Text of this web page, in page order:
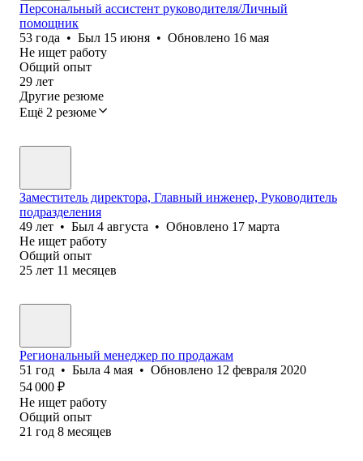
Персональный ассистент руководителя/Личный
помощник
53 года • Был 15 июня • Обновлено 16 мая
Не ищет работу
Общий опыт
29 лет
Другие резюме
Ещё 2 резюме
Заместитель директора, Главный инженер, Руководитель
подразделения
49 лет • Был 4 августа • Обновлено 17 марта
Не ищет работу
Общий опыт
25 лет 11 месяцев
Региональный менеджер по продажам
51 год • Была 4 мая • Обновлено 12 февраля 2020
54 000 ₽
Не ищет работу
Общий опыт
21 год 8 месяцев